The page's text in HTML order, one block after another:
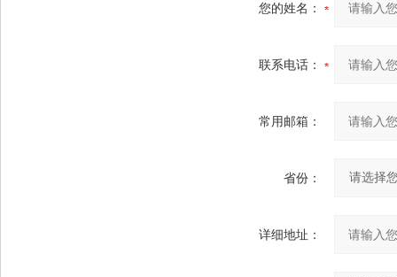
您的姓名：
联系电话：
常用邮箱：
省份：
详细地址：